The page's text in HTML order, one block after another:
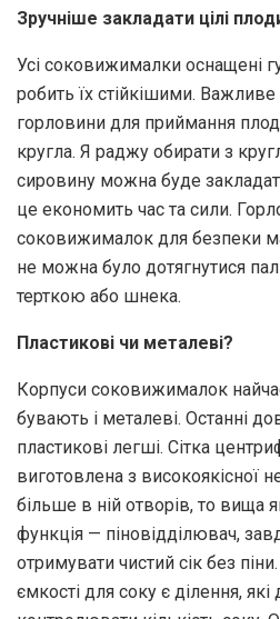
Зручніше закладати цілі
Усі соковижималки оснащені
робить їх стійкішими.
горловини для приймання
кругла. Я раджу обирати з
сировину можна буде
це економить час та сили.
соковижималок для безпеки
не можна було дотягнутися
терткою або шнека.
Пластикові чи металеві?
Корпуси соковижималок
бувають і металеві. Останні
пластикові легші. Сітка
виготовлена з високоякісної
більше в ній отворів, то вища
функція — піновідділювач,
отримувати чистий сік без
ємкості для соку є ділення,